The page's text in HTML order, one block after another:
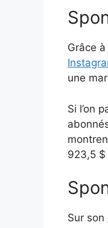
Grâce
une
Si l’on
923,5 $
Sur son